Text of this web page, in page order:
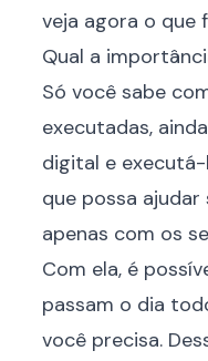
veja agora o que
Qual a
Só você sabe
executadas,
digital e
que possa
apenas com os
Com ela, é
passam o dia
você precisa.